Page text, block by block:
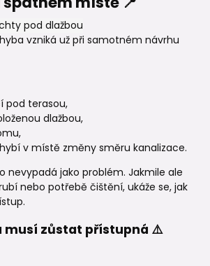
vzniká už při samotném návrhu
pod terasou,
dlažbou,
v místě změny směru kanalizace.
nevypadá jako problém. Jakmile ale
nebo potřebě čištění, ukáže se, jak
musí zůstat přístupná ⚠️